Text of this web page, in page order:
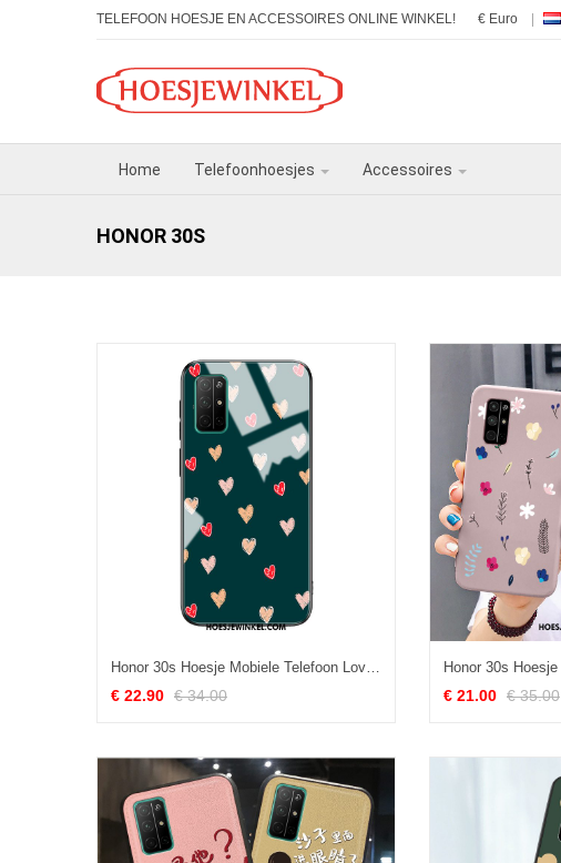
TELEFOON HOESJE EN ACCESSOIRES ONLINE WINKEL! € Euro
Home Telefoonhoesjes Accessoires
HONOR 30S
Honor 30s Hoesje Mobiele Telefoon Lovers Bescherming, Honor 30s Hoesje Hoes Hanger
€ 22.90 € 34.00 € 21.00 € 35.00